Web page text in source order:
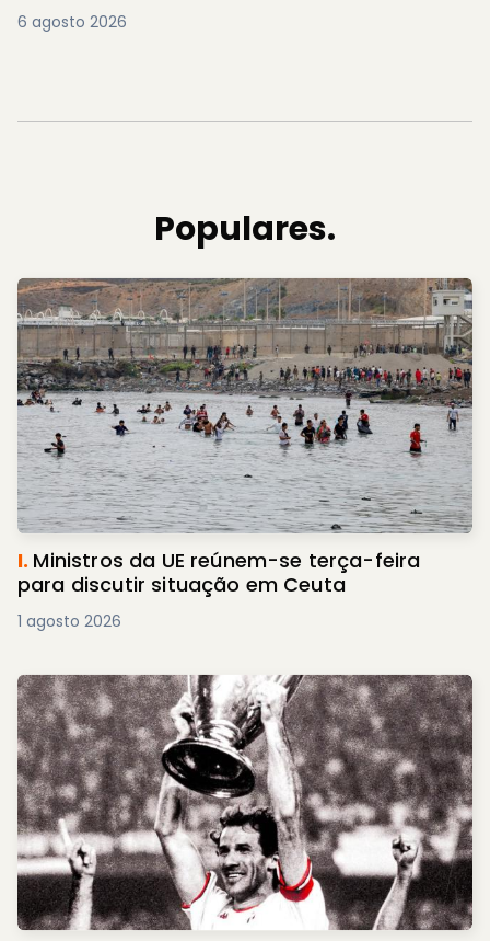
6 agosto 2026
Populares.
I. Ministros da UE reúnem-se terça-feira
para discutir situação em Ceuta
1 agosto 2026